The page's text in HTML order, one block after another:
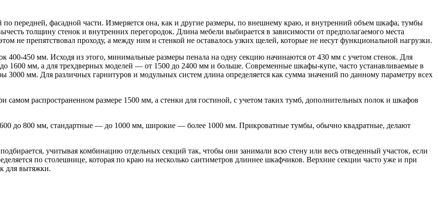
передней, фасадной части. Измеряется она, как и другие размеры, по внешнему краю, и внутренний объем шкафа, тумбы
толщину стенок и внутренних перегородок. Длина мебели выбирается в зависимости от предполагаемого места
не препятствовал проходу, а между ним и стенкой не оставалось узких щелей, которые не несут функциональной нагрузки.
450 мм. Исходя из этого, минимальные размеры пенала на одну секцию начинаются от 430 мм с учетом стенок. Для
1600 мм, а для трехдверных моделей — от 1500 до 2400 мм и больше. Современные шкафы-купе, часто устанавливаемые в
3000 мм. Для различных гарнитуров и модульных систем длина определяется как сумма значений по данному параметру всех
распространенном размере 1500 мм, а стенки для гостиной, с учетом таких тумб, дополнительных полок и шкафов
до 800 мм, стандартные — до 1000 мм, широкие — более 1000 мм. Прикроватные тумбы, обычно квадратные, делают
учитывая комбинацию отдельных секций так, чтобы они занимали всю стену или весь отведенный участок, если
по столешнице, которая по краю на несколько сантиметров длиннее шкафчиков. Верхние секции часто уже и при
для вытяжки.